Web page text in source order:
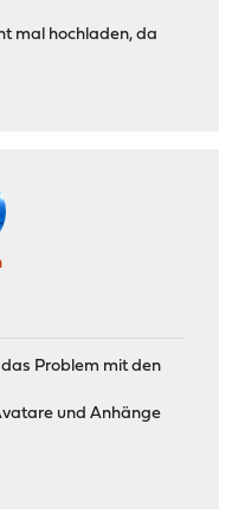
mal hochladen, da
Problem mit den
und Anhänge